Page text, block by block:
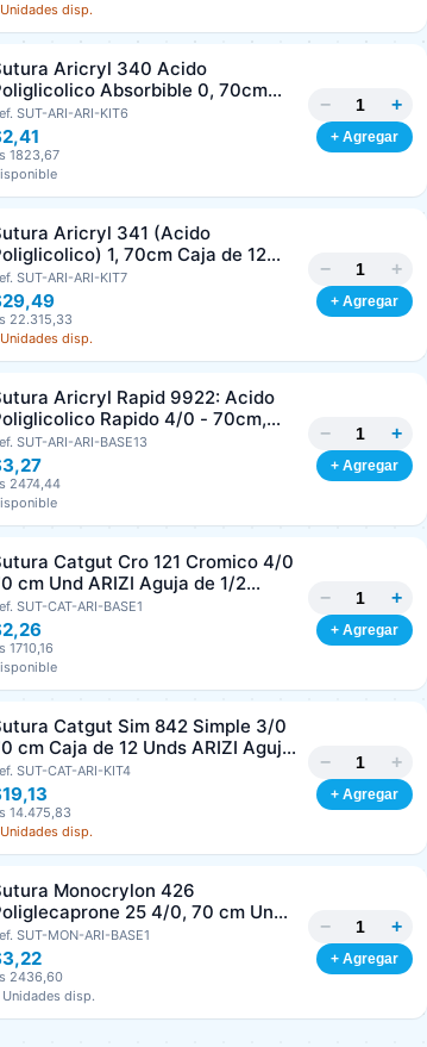
disp.
Aricryl 340 Acido
Absorbible 0, 70cm
de 12 Unds ARIZI Aguja de 1/2
Cónica 36mm
SUT-ARI-ARI-KIT6
1823,67
− +
+ Agregar
Aricryl 341 (Acido
1, 70cm Caja de 12
ARIZI Aguja de 1/2 Circulo
Conica 36mm
SUT-ARI-ARI-KIT7
22.315,33
disp.
− +
+ Agregar
Aricryl Rapid 9922: Acido
Rapido 4/0 - 70cm,
de 3/8 Corte Inverso 19mm
ARIZI Absorbible
SUT-ARI-ARI-BASE13
2474,44
− +
+ Agregar
Catgut Cro 121 Cromico 4/0
cm Und ARIZI Aguja de 1/2
Punta Conica 26 mm
SUT-CAT-ARI-BASE1
1710,16
− +
+ Agregar
Catgut Sim 842 Simple 3/0
cm Caja de 12 Unds ARIZI Aguja
1/2 Circulo Punta Conica 36 mm
SUT-CAT-ARI-KIT4
14.475,83
disp.
− +
+ Agregar
Monocrylon 426
25 4/0, 70 cm Und
Aguja de 3/8 Corte inverso
mm
SUT-MON-ARI-BASE1
2436,60
disp.
− +
+ Agregar
Email (opcional)